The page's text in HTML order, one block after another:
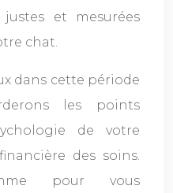
et mesurées
chat.
dans cette période
les points
de votre
des soins.
pour vous